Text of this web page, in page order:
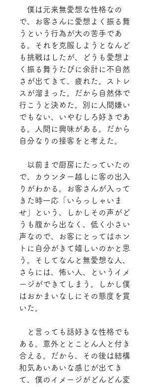
僕は元来無愛想な性格なの
で、お客さんに愛想よく振る舞
うという行為が大の苦手であ
る。それを克服しようとなんど
も挑戦はしたが、どうも愛想よ
く振る舞うたびに余計に不自然
さが出てきて、疲れた。ストレ
スが溜まった。だから自然体で
行こうと決めた。別に人間嫌い
でもない、いやむしろ好きであ
る。人間に興味がある。だから
自分なりの接客をと考えた。
以前まで厨房にたっていたの
で、カウンター越しに客の出入
りがわかる。お客さんが入って
きた時一応「いらっしゃいま
せ」という、しかしその声がど
うも腹から出なく、低く小さい
声なので、お客にとってはホン
トに自分がきて嬉しいのかと思
う。そしてなんと無愛想な人、
さらには、怖い人、というイメ
ージができてしまう。しかし僕
はおかまいなしにその態度を貫
いた。
と言っても話好きな性格でも
ある。意外ととことん人と付き
合える。だから、その後は結構
和気あいあいな感じが出てき
て、僕のイメージがどんどん変